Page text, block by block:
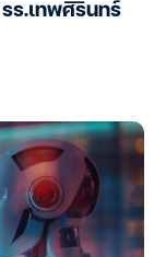
ร.เทพศิรินทร์